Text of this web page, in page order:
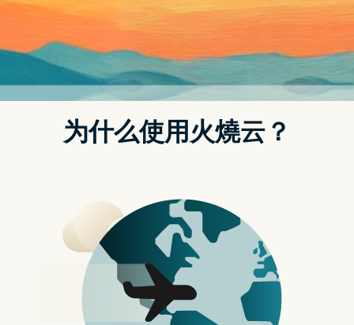
的32寸 4K智慧显示器「推推AI闺蜜机」早鸟
发表评论
接可移动大萤幕AI时代，首度发表「推推 AI 闺蜜机」TT8，一款
可移动、可触控的32寸 4K智慧显示器。超高性能！内建 8核
身、上课等，以及当作各式门店、卖场或展览的可移动互动看
板，还能融入智慧零售、医疗、制造等各式 AIoT 应用场景。上
市售价 44,980 元，赞助预购限量早鸟只要 6 折 26,988 元！